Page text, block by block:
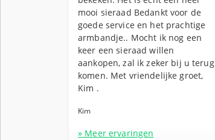
mooi sieraad Bedankt voor de
goede service en het prachtige
armbandje.. Mocht ik nog een
keer een sieraad willen
aankopen, zal ik zeker bij u terug
komen. Met vriendelijke groet,
Kim .
Kim
» Meer ervaringen